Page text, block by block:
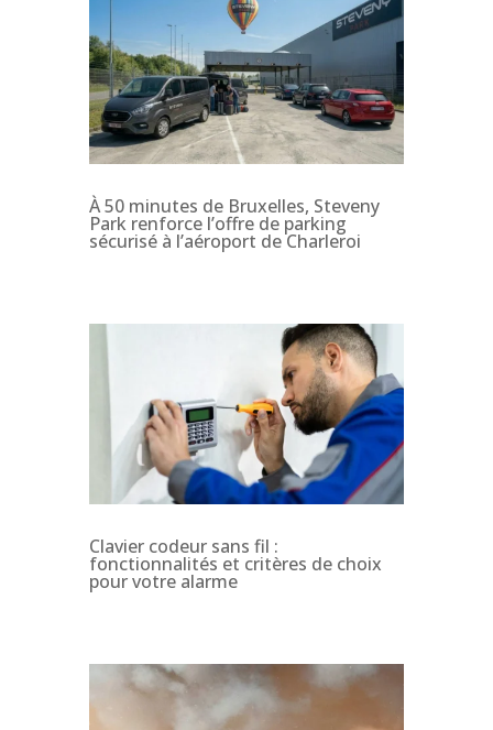
À 50 minutes de Bruxelles, Steveny
Park renforce l’offre de parking
sécurisé à l’aéroport de Charleroi
Clavier codeur sans fil :
fonctionnalités et critères de choix
pour votre alarme